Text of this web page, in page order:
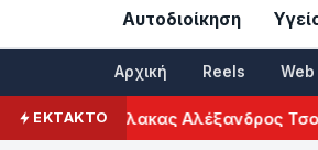
Αυτοδιοίκηση
Αρχική Reels Web
ΕΚΤΑΚΤΟ Αλέξανδρος